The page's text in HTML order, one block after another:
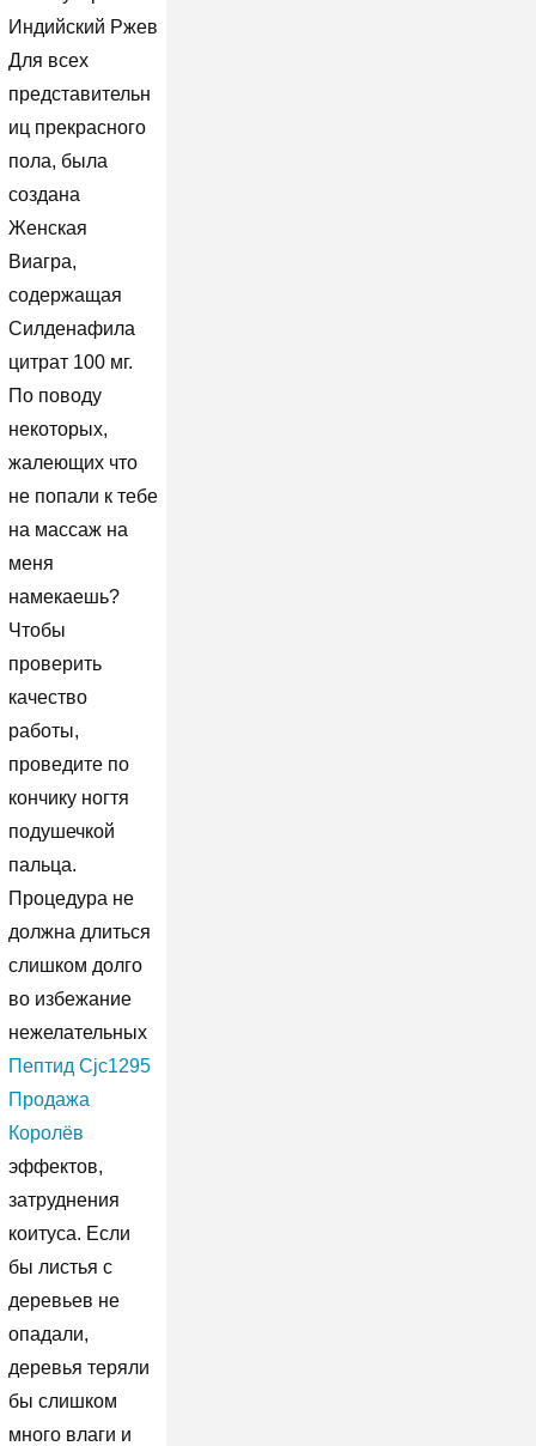
Индийский Ржев
Для всех
представительн
иц прекрасного
пола, была
создана
Женская
Виагра,
содержащая
Силденафила
цитрат 100 мг.
По поводу
некоторых,
жалеющих что
не попали к тебе
на массаж на
меня
намекаешь?
Чтобы
проверить
качество
работы,
проведите по
кончику ногтя
подушечкой
пальца.
Процедура не
должна длиться
слишком долго
во избежание
нежелательных
Пептид Cjc1295
Продажа
Королёв
эффектов,
затруднения
коитуса. Если
бы листья с
деревьев не
опадали,
деревья теряли
бы слишком
много влаги и